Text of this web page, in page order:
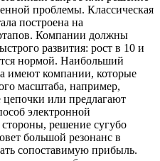
проблемы. Классическая
построена на
Компании должны
развития: рост в 10 и
нормой. Наибольший
имеют компании, которые
масштаба, например,
или предлагают
электронной
решение сугубо
большой резонанс в
сопоставимую прибыль.